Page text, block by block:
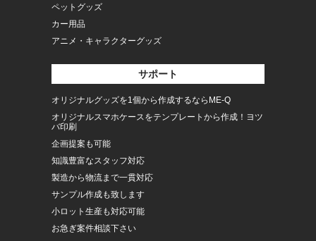
ペットグッズ
カー用品
アニメ・キャラクターグッズ
サポート
オリジナルグッズを1個から作成するならME-Q
オリジナルスマホケースをテンプレートから作成！ヨツ
バ印刷
企画提案も可能
知識豊富なスタッフ対応
製造から物流まで一貫対応
サンプル作成も致します
小ロット生産も対応可能
お急ぎ案件相談下さい